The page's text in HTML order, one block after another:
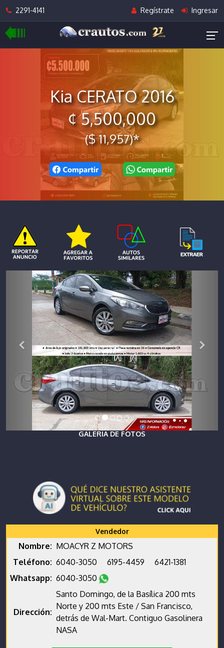
2291-4141 Regístrate Ingresar
Kia CERATO 2016
¢ 5,500,000
($ 11,957)*
GALERIA DE FOTOS
Vendedor
Nombre: MOACYR Z MOTORS
Teléfono: 6040-3050 6195-4459
6421-1381
Whatsapp: 6040-3050
Dirección:
Santo Domingo, de la Basílica 200 mts
Norte y 200 mts Este / San Francisco,
detrás de Wal-Mart. Contiguo Gasolinera
NASA